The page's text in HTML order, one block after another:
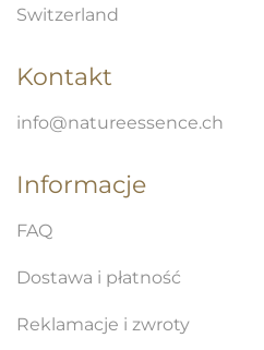
Switzerland
Kontakt
info@natureessence.ch
Informacje
FAQ
Dostawa i płatność
Reklamacje i zwroty